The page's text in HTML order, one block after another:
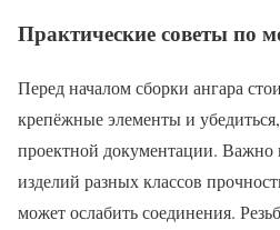
Практические советы по
Перед началом сборки ангара
крепёжные элементы и
проектной документации. Важно
изделий разных классов
может ослабить соединения.